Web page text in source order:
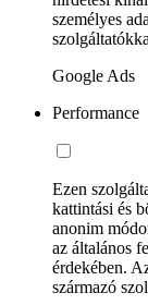
személyes
Google Ads
Performance
Ezen
kattintási és
anonim
az általános
érdekében.
származó